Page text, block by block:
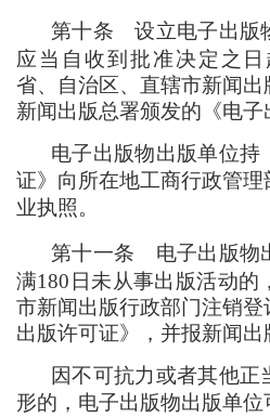
第十条 设立电子出版
应当自收到批准决定之日
省、自治区、直辖市新闻出
新闻出版总署颁发的《电子
电子出版物出版单位持
证》向所在地工商行政管理
业执照。
第十一条 电子出版物
满180日未从事出版活动的 ，
市新闻出版行政部门注销登
出版许可证》
， 并报新闻出
因不可抗力或者其他
形的 ， 电子出版物出版单